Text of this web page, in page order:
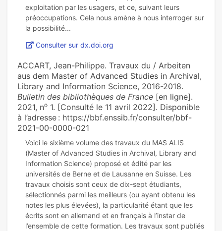
exploitation par les usagers, et ce, suivant leurs
préoccupations. Cela nous amène à nous interroger sur
Consulter sur dx.doi.org
ACCART, Jean-Philippe. Travaux du / Arbeiten
aus dem Master of Advanced Studies in Archival,
Library and Information Science, 2016-2018.
Bulletin des bibliothèques de France [en ligne].
2021, no 1. [Consulté le 11 avril 2022]. Disponible
à l’adresse : https://bbf.enssib.fr/consulter/bbf-
2021-00-0000-021
Voici le sixième volume des travaux du MAS ALIS
(Master of Advanced Studies in Archival, Library and
Information Science) proposé et édité par les
universités de Berne et de Lausanne en Suisse. Les
travaux choisis sont ceux de dix-sept étudiants,
sélectionnés parmi les meilleurs (ou ayant obtenu les
notes les plus élevées), la particularité étant que les
écrits sont en allemand et en français à l’instar de
l’ensemble de cette formation. Les travaux sont publiés